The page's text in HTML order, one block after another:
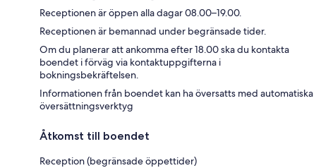
Receptionen är öppen alla dagar 08.00–19.00.
Receptionen är bemannad under begränsade tider.
Om du planerar att ankomma efter 18.00 ska du kontakta
boendet i förväg via kontaktuppgifterna i
bokningsbekräftelsen.
Informationen från boendet kan ha översatts med automatiska
översättningsverktyg
Åtkomst till boendet
Reception (begränsade öppettider)